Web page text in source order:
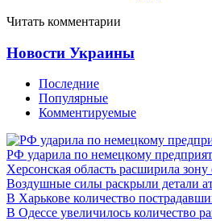
Читать комментарии
Новости Украины
Последние
Популярные
Комментируемые
РФ ударила по немецкому
Херсонская область расширила зону
Воздушные силы раскрыли детали
В Харькове количество
В Одессе увеличилось количество